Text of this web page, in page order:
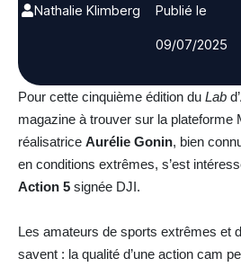
Nathalie Klimberg
Publié le
09/07/2025
Pour cette cinquième édition du Lab
magazine à trouver sur la plateforme
réalisatrice Aurélie Gonin, bien
en conditions extrêmes, s’est
Action 5 signée DJI.
Les amateurs de sports extrêmes et
savent : la qualité d’une action cam